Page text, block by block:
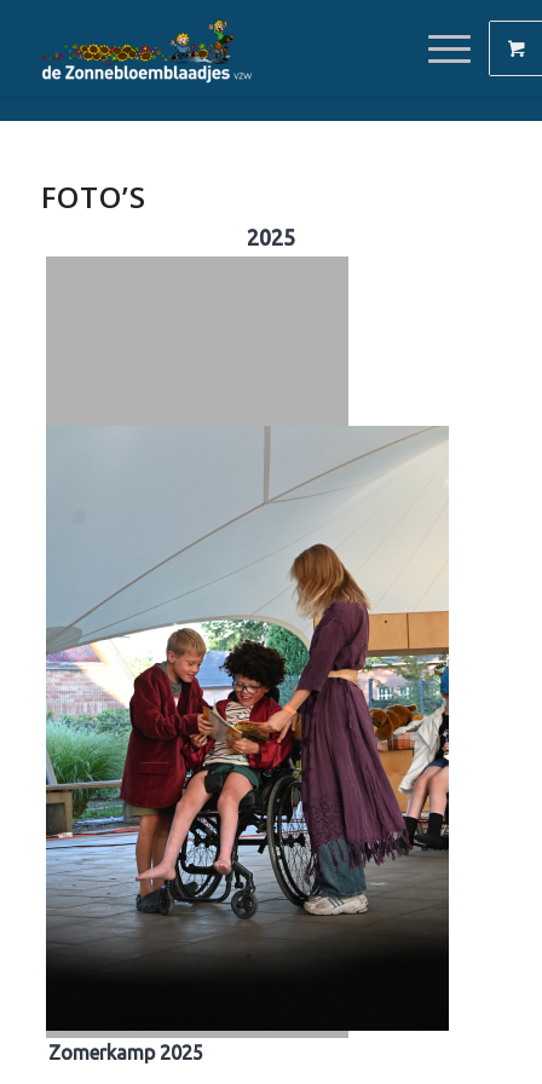
FOTO’S
2025
Zomerkamp 2025